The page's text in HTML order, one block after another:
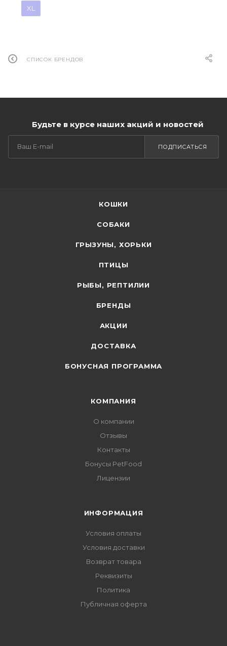
XL
СПИСОК БРЕНДОВ
Будьте в курсе наших акций и новостей
ПОДПИСАТЬСЯ
КОШКИ
СОБАКИ
ГРЫЗУНЫ, ХОРЬКИ
ПТИЦЫ
РЫБЫ, РЕПТИЛИИ
БРЕНДЫ
АКЦИИ
ДОСТАВКА
БОНУСНАЯ ПРОГРАММА
КОМПАНИЯ
О компании
Отзывы
Контакты
Бонусы PetFood
Лицензии
ИНФОРМАЦИЯ
Условия оплаты
Условия доставки
Возврат товара
Реквизиты
Политика
Публичная оферта